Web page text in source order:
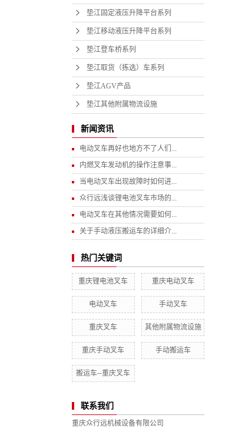
垫江固定液压升降平台系列
垫江移动液压升降平台系列
垫江登车桥系列
垫江取货（拣选）车系列
垫江AGV产品
垫江其他附属物流设施
新闻资讯
电动叉车再好也地方不了人们...
内燃叉车发动机的操作注意事...
当电动叉车出现故障时如何进...
众行远浅谈锂电池叉车市场的...
电动叉车在其他情况需要如何...
关于手动液压搬运车的详细介...
热门关键词
重庆锂电池叉车 重庆电动叉车
电动叉车 手动叉车
重庆叉车 其他附属物流设施
重庆手动叉车 手动搬运车
搬运车--重庆叉车
联系我们
重庆众行远机械设备有限公司